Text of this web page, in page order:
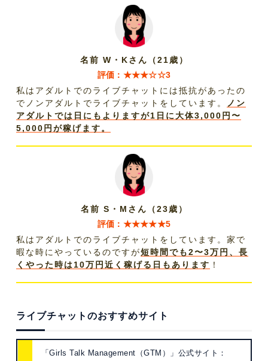
名前 W・Kさん（21歳）
評価：★★★☆☆3
私はアダルトでのライブチャットには抵抗があったの
でノンアダルトでライブチャットをしています。
ノン
アダルトでは日にもよりますが1日に大体3,000円〜
5,000円が稼げます。
名前 S・Mさん（23歳）
評価：★★★★★5
私はアダルトでのライブチャットをしています。家で
暇な時にやっているのですが短時間でも2〜3万円、長
くやった時は10万円近く稼げる日もあります ！
ライブチャットのおすすめサイト
「Girls Talk Management（GTM）」公式サイト：